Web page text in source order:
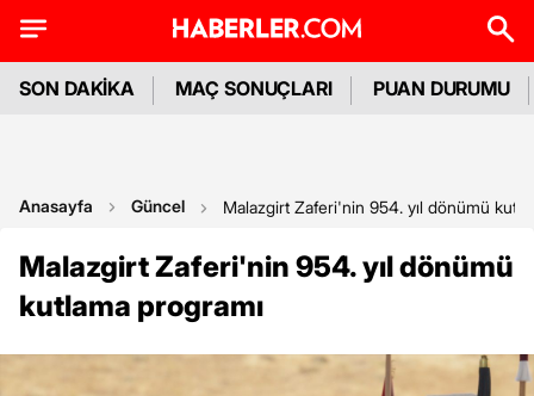
SON DAKİKA MAÇ SONUÇLARI PUAN DURUMU
Anasayfa Güncel Malazgirt Zaferi'nin 954. yıl dönümü
Malazgirt Zaferi'nin 954. yıl dönümü
kutlama programı